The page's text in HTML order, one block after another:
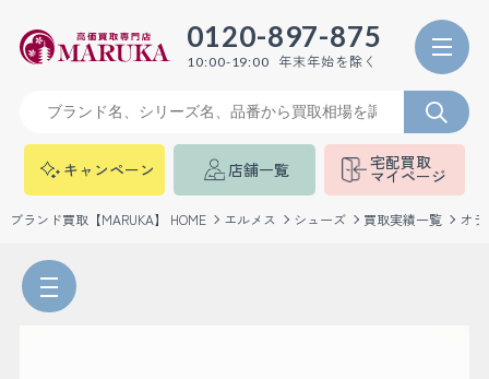
0120-897-875
10:00-19:00 年末年始を除く
キャンペーン 店舗一覧 宅配買取
マイページ
ブランド買取【MARUKA】 HOME エルメス シューズ 買取実績一覧 オラ